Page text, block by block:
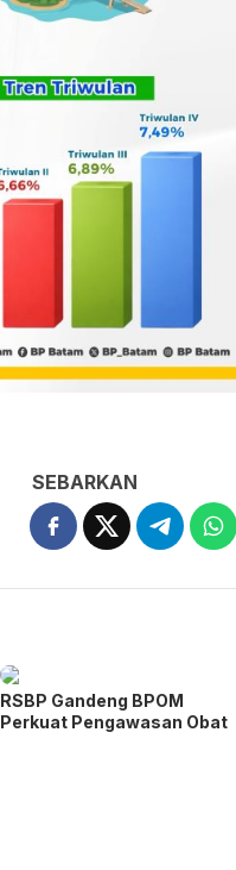
SEBARKAN
RSBP Gandeng BPOM
Perkuat Pengawasan Obat